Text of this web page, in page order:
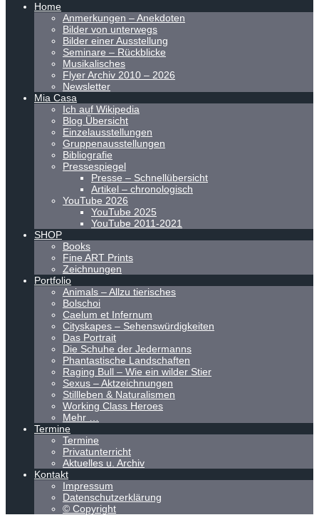
Home
Anmerkungen – Anekdoten
Bilder von unterwegs
Bilder einer Ausstellung
Seminare – Rückblicke
Musikalisches
Flyer Archiv 2010 – 2026
Newsletter
Mia Casa
Ich auf Wikipedia
Blog Übersicht
Einzelausstellungen
Gruppenausstellungen
Bibliografie
Pressespiegel
Presse – Schnellübersicht
Artikel – chronologisch
YouTube 2026
YouTube 2025
YouTube 2011-2021
SHOP
Books
Fine ART Prints
Zeichnungen
Portfolio
Animals – Allzu tierisches
Bolschoi
Caelum et Infernum
Cityskapes – Sehenswürdigkeiten
Das Portrait
Die Schuhe der Jedermanns
Phantastische Landschaften
Raging Bull – Wie ein wilder Stier
Sexus – Aktzeichnungen
Stillleben & Naturalismen
Working Class Heroes
Mehr …
Termine
Termine
Privatunterricht
Aktuelles u. Archiv
Kontakt
Impressum
Datenschutzerklärung
© Copyright